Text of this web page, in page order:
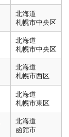
北海道
札幌市中央区
北海道
札幌市中央区
北海道
札幌市西区
北海道
札幌市東区
北海道
函館市